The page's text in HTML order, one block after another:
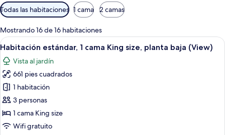
Filtros
disponibles
para
las
habitaciones
Todas las habitaciones 1 cama 2 camas
Mostrando 16 de 16 habitaciones
Abrir
todas
las
fotos
de
Habitación
estándar,
1
Habitación de hotel con una cama
11
Habitación estándar, 1 cama King size, planta baja (View)
Vista al jardín
661 pies cuadrados
1 habitación
3 personas
1 cama King size
Wifi gratuito